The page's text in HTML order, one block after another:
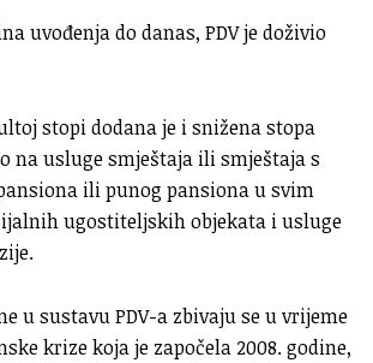
uvođenja do danas, PDV je doživio
stopi dodana je i snižena stopa
na usluge smještaja ili smještaja s
ili punog pansiona u svim
ugostiteljskih objekata i usluge
u sustavu PDV-a zbivaju se u vrijeme
krize koja je započela 2008. godine,